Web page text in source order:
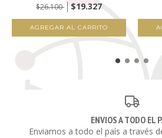
$26.100 $19.327
ENVIOS A TODO EL
Enviamos a todo el país a través